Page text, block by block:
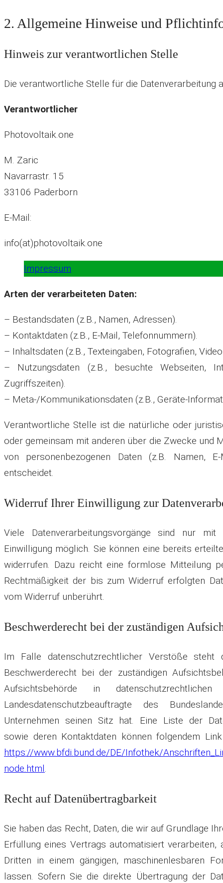
2. Allgemeine Hinweise und
Hinweis zur verantwortlichen Stelle
Die verantwortliche Stelle für die Datenverarbeitung
Verantwortlicher
Photovoltaik.one
M. Zaric
Navarrastr. 15
33106 Paderborn
E-Mail:
info(at)photovoltaik.one
Impressum
Arten der verarbeiteten Daten:
– Bestandsdaten (z.B., Namen, Adressen).
– Kontaktdaten (z.B., E-Mail, Telefonnummern).
– Inhaltsdaten (z.B., Texteingaben, Fotografien,
– Nutzungsdaten (z.B., besuchte Webseiten,
Zugriffszeiten).
– Meta-/Kommunikationsdaten (z.B., Geräte-
Verantwortliche Stelle ist die natürliche oder
oder gemeinsam mit anderen über die Zwecke und
von personenbezogenen Daten (z.B. Namen,
entscheidet.
Widerruf Ihrer Einwilligung zur
Viele Datenverarbeitungsvorgänge sind nur mit
Einwilligung möglich. Sie können eine bereits
widerrufen. Dazu reicht eine formlose Mitteilung
Rechtmäßigkeit der bis zum Widerruf erfolgten
vom Widerruf unberührt.
Beschwerderecht bei der zuständigen
Im Falle datenschutzrechtlicher Verstöße steht
Beschwerderecht bei der zuständigen
Aufsichtsbehörde in
Landesdatenschutzbeauftragte des
Unternehmen seinen Sitz hat. Eine Liste der
sowie deren Kontaktdaten können folgendem
https://www.bfdi.bund.de/DE/Infothek/
node.html.
Recht auf Datenübertragbarkeit
Sie haben das Recht, Daten, die wir auf Grundlage
Erfüllung eines Vertrags automatisiert verarbeiten,
Dritten in einem gängigen, maschinenlesbaren
lassen. Sofern Sie die direkte Übertragung der